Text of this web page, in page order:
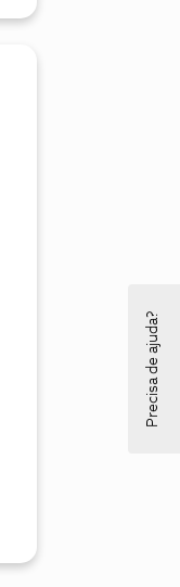
Precisa de ajuda?